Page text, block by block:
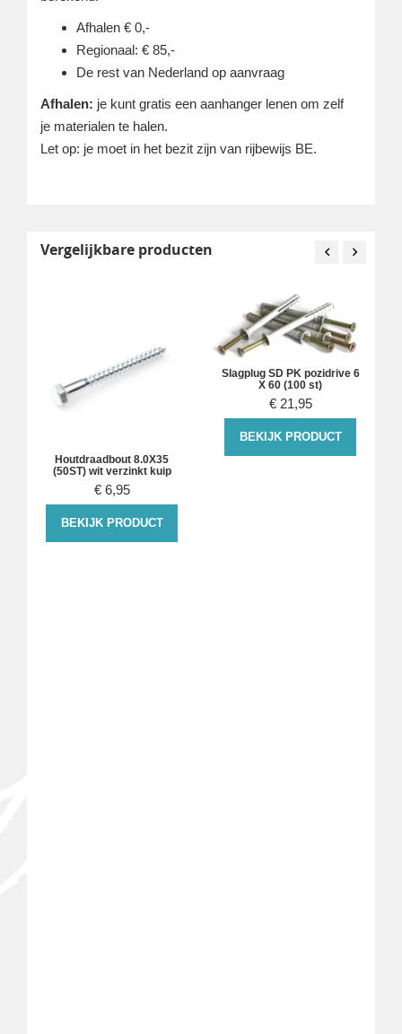
Afhalen € 0,-
Regionaal: € 85,-
De rest van Nederland op aanvraag
Afhalen: je kunt gratis een aanhanger lenen om zelf
je materialen te halen.
Let op: je moet in het bezit zijn van rijbewijs BE.
Vergelijkbare producten
Houtdraadbout 8.0X35
(50ST) wit verzinkt kuip
€ 6,95
BEKIJK PRODUCT
Slagplug SD PK pozidrive 6
X 60 (100 st)
€ 21,95
BEKIJK PRODUCT